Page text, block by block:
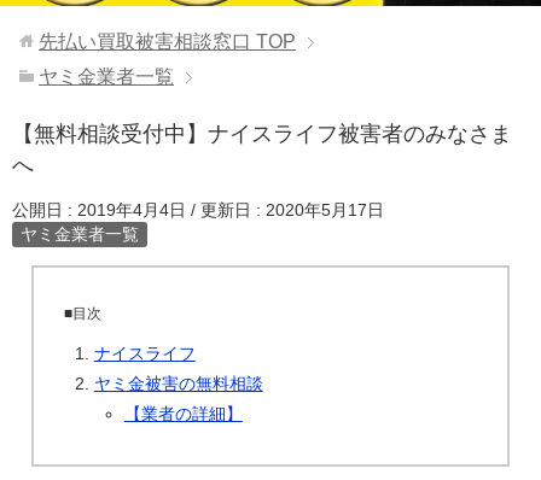
先払い買取被害相談窓口 TOP
ヤミ金業者一覧
【無料相談受付中】ナイスライフ被害者のみなさま
へ
公開日 : 2019年4月4日 / 更新日 : 2020年5月17日
ヤミ金業者一覧
■目次
ナイスライフ
ヤミ金被害の無料相談
【業者の詳細】